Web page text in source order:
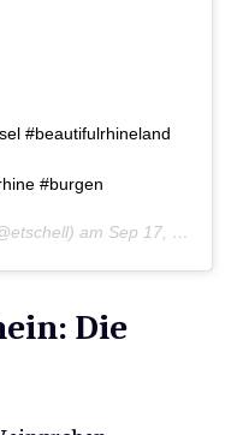
#beautifulrhineland
#burgen
am Sep 17, 2019 um 6:36 PDT
Die